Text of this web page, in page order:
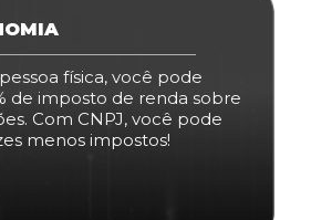
física, você pode
de imposto de renda sobre
Com CNPJ, você pode
menos impostos!